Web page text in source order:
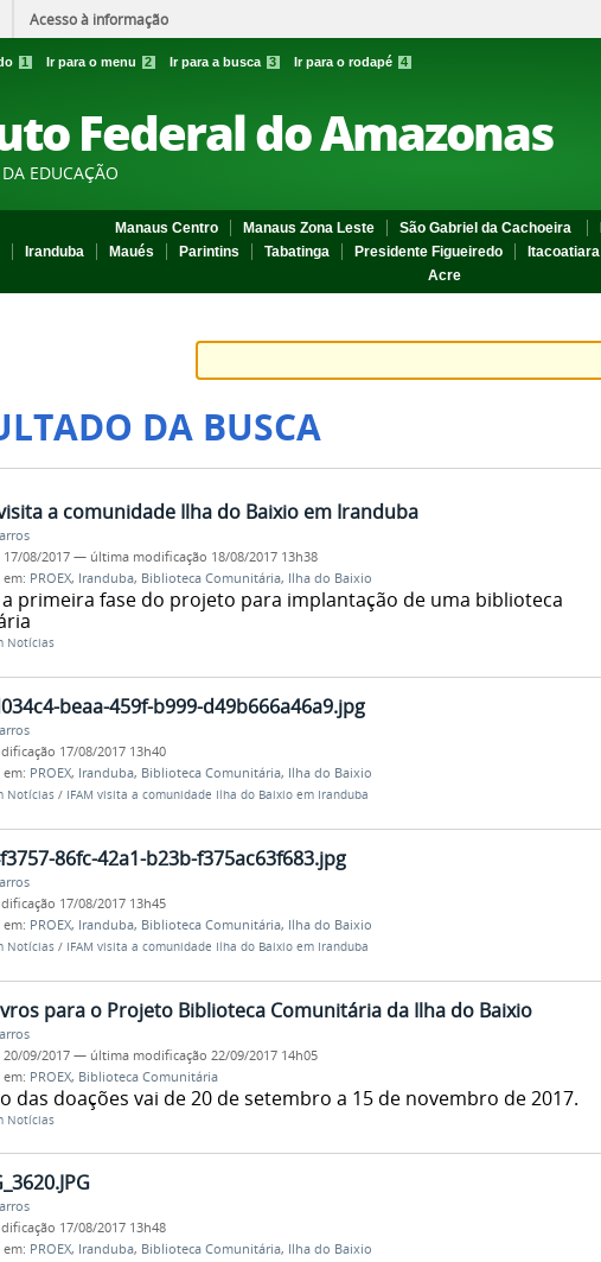
Acesso à informação
1 Ir para o menu 2 Ir para a busca 3 Ir para o rodapé 4
Federal do Amazonas
EDUCAÇÃO
Manaus Centro Manaus Zona Leste São Gabriel da Cachoeira
Iranduba Maués Parintins Tabatinga Presidente Figueiredo Itacoatiara
Acre
DA BUSCA
a comunidade Ilha do Baixio em Iranduba
17/08/2017 — última modificação 18/08/2017 13h38
PROEX, Iranduba, Biblioteca Comunitária, Ilha do Baixio
primeira fase do projeto para implantação de uma biblioteca
Notícias
beaa-459f-b999-d49b666a46a9.jpg
17/08/2017 13h40
PROEX, Iranduba, Biblioteca Comunitária, Ilha do Baixio
Notícias / IFAM visita a comunidade Ilha do Baixio em Iranduba
86fc-42a1-b23b-f375ac63f683.jpg
17/08/2017 13h45
PROEX, Iranduba, Biblioteca Comunitária, Ilha do Baixio
Notícias / IFAM visita a comunidade Ilha do Baixio em Iranduba
para o Projeto Biblioteca Comunitária da Ilha do Baixio
20/09/2017 — última modificação 22/09/2017 14h05
PROEX, Biblioteca Comunitária
das doações vai de 20 de setembro a 15 de novembro de 2017.
Notícias
17/08/2017 13h48
PROEX, Iranduba, Biblioteca Comunitária, Ilha do Baixio